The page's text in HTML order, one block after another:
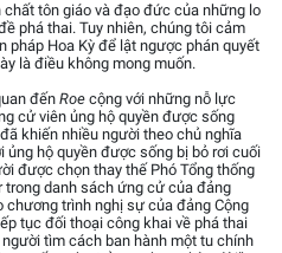
tôn giáo và đạo đức của những lo
phá thai. Tuy nhiên, chúng tôi cảm
pháp Hoa Kỳ để lật ngược phán quyết
là điều không mong muốn.
đến Roe cộng với những nỗ lực
cử viên ủng hộ quyền được sống
khiến nhiều người theo chủ nghĩa
hộ quyền được sống bị bỏ rơi cuối
được chọn thay thế Phó Tổng thống
danh sách ứng cử của đảng
chương trình nghị sự của đảng Cộng
tục đối thoại công khai về phá thai
tìm cách ban hành một tu chính